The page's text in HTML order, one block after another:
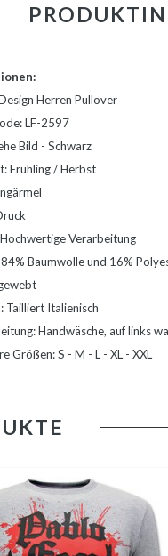
Herren Pullover
LF-2597
Bild - Schwarz
Frühling / Herbst
Verarbeitung
Baumwolle und 16%
Tailliert Italienisch
Handwäsche, auf links
Größen: S - M - L - XL - XXL